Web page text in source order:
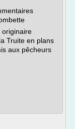
originaire
Truite en plans
aux pêcheurs